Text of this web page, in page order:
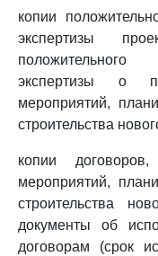
копии
экспертизы
положительного
экспертизы о
мероприятий,
строительства
копии
мероприятий,
строительства
документы об
договорам (срок